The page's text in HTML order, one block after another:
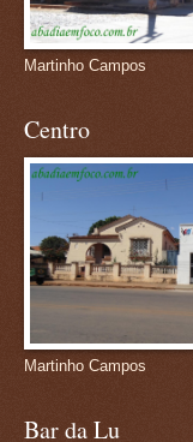
Martinho Campos
Centro
Martinho Campos
Bar da Lu